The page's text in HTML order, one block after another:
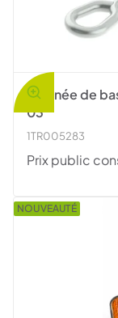
Poignée de
03
1TR005283
Prix public
NOUVEAUTÉ